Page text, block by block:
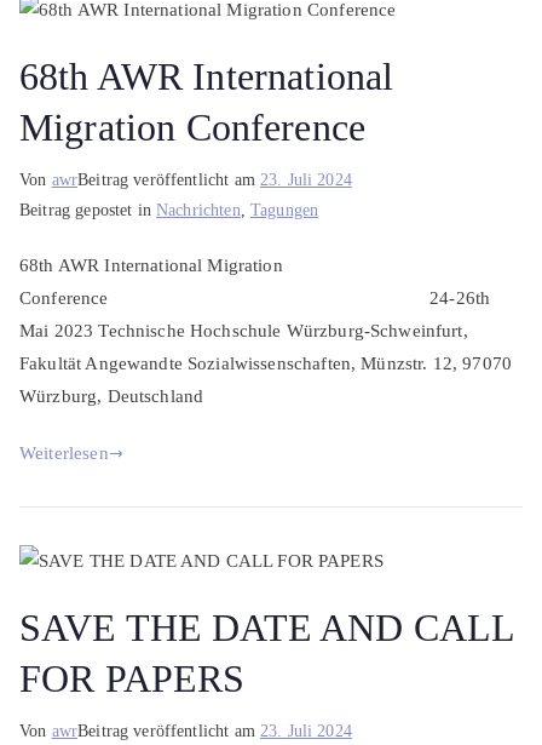
68th AWR International
Migration Conference
Von awrBeitrag veröffentlicht am 23. Juli 2024
Beitrag gepostet inNachrichten Tagungen
68th AWR International Migration
Conference 24-26th
Mai 2023 Technische Hochschule Würzburg-Schweinfurt,
Fakultät Angewandte Sozialwissenschaften, Münzstr. 12, 97070
Würzburg, Deutschland
Weiterlesen
SAVE THE DATE AND CALL
FOR PAPERS
Von awrBeitrag veröffentlicht am 23. Juli 2024